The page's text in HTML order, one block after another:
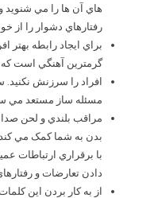
هاي آن ها را مي شنويد
رفتارهاي دشوار را از
براي ايجاد رابطه بهتر
گرمترين آهنگي است
افراد را سرزنش نکنيد.
مسئله ساز مستعد مي
مراقب بلندي و لحن صدا
بدن به شما کمک مي کند
با برقراري ارتباطات
دادن تعارضات و
از به کار بردن اين